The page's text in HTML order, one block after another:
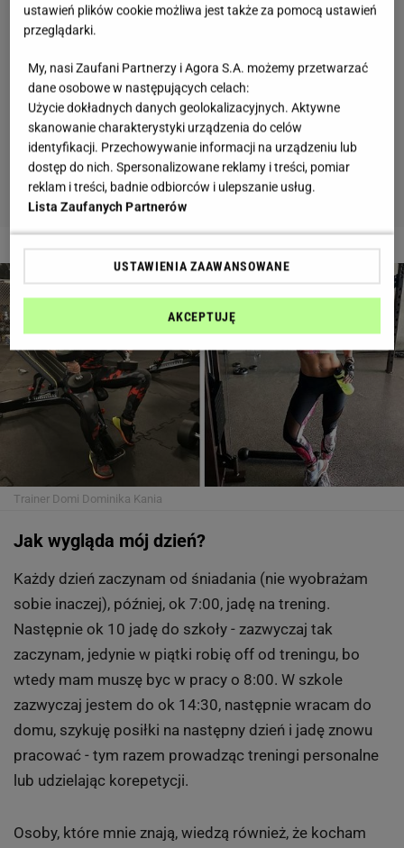
2 z 4
Trainer Domi Dominika Kania
Jak wygląda mój dzień?
Każdy dzień zaczynam od śniadania (nie wyobrażam
sobie inaczej), później, ok 7:00, jadę na trening.
Następnie ok 10 jadę do szkoły - zazwyczaj tak
zaczynam, jedynie w piątki robię off od treningu, bo
wtedy mam muszę byc w pracy o 8:00. W szkole
zazwyczaj jestem do ok 14:30, następnie wracam do
domu, szykuję posiłki na następny dzień i jadę znowu
pracować - tym razem prowadząc treningi personalne
lub udzielając korepetycji.
Osoby, które mnie znają, wiedzą również, że kocham
ustawień plików cookie możliwa jest także za pomocą ustawień
przeglądarki.
My, nasi Zaufani Partnerzy i Agora S.A. możemy przetwarzać
dane osobowe w następujących celach:
Użycie dokładnych danych geolokalizacyjnych. Aktywne
skanowanie charakterystyki urządzenia do celów
identyfikacji. Przechowywanie informacji na urządzeniu lub
dostęp do nich. Spersonalizowane reklamy i treści, pomiar
reklam i treści, badnie odbiorców i ulepszanie usług.
Lista Zaufanych Partnerów
USTAWIENIA ZAAWANSOWANE
AKCEPTUJĘ